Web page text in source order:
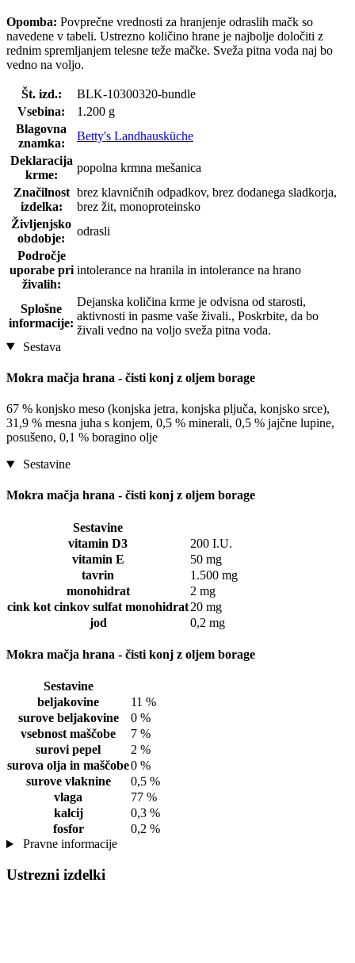
Opomba: Povprečne vrednosti za hranjenje odraslih mačk so
navedene v tabeli. Ustrezno količino hrane je najbolje določiti z
rednim spremljanjem telesne teže mačke. Sveža pitna voda naj bo
vedno na voljo.
Št. izd.:
BLK-10300320-bundle
Vsebina:
1.200 g
Blagovna
znamka:
Betty's Landhausküche
Deklaracija
krme:
popolna krmna mešanica
Značilnost
izdelka:
brez klavničnih odpadkov, brez dodanega sladkorja,
brez žit, monoproteinsko
Življenjsko
obdobje:
odrasli
Področje
uporabe pri
živalih:
intolerance na hranila in intolerance na hrano
Splošne
informacije:
Dejanska količina krme je odvisna od starosti,
aktivnosti in pasme vaše živali., Poskrbite, da bo
živali vedno na voljo sveža pitna voda.
Sestava
Mokra mačja hrana - čisti konj z oljem borage
67 % konjsko meso (konjska jetra, konjska pljuča, konjsko srce),
31,9 % mesna juha s konjem, 0,5 % minerali, 0,5 % jajčne lupine,
posušeno, 0,1 % boragino olje
Sestavine
Mokra mačja hrana - čisti konj z oljem borage
Sestavine
vitamin D3
200 I.U.
vitamin E
50 mg
tavrin
1.500 mg
monohidrat
2 mg
cink kot cinkov sulfat monohidrat20 mg
jod
0,2 mg
Mokra mačja hrana - čisti konj z oljem borage
Sestavine
beljakovine
11 %
surove beljakovine
0 %
vsebnost maščobe
7 %
surovi pepel
2 %
surova olja in maščobe0 %
surove vlaknine
0,5 %
vlaga
77 %
kalcij
0,3 %
fosfor
0,2 %
Pravne informacije
Ustrezni izdelki